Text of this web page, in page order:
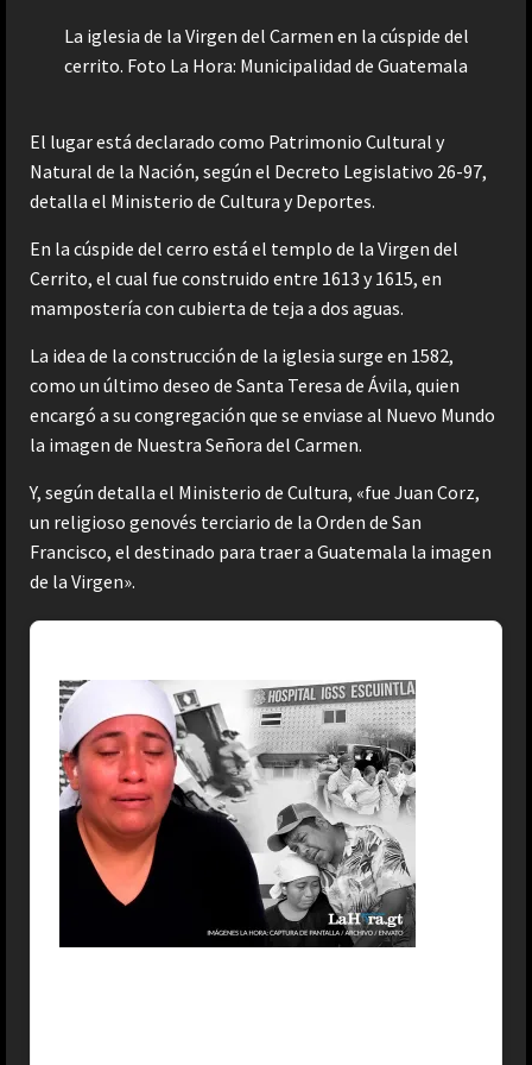
La iglesia de la Virgen del Carmen en la cúspide del
cerrito. Foto La Hora: Municipalidad de Guatemala
El lugar está declarado como Patrimonio Cultural y
Natural de la Nación, según el Decreto Legislativo 26-97,
detalla el Ministerio de Cultura y Deportes.
En la cúspide del cerro está el templo de la Virgen del
Cerrito, el cual fue construido entre 1613 y 1615, en
mampostería con cubierta de teja a dos aguas.
La idea de la construcción de la iglesia surge en 1582,
como un último deseo de Santa Teresa de Ávila, quien
encargó a su congregación que se enviase al Nuevo Mundo
la imagen de Nuestra Señora del Carmen.
Y, según detalla el Ministerio de Cultura, «fue Juan Corz,
un religioso genovés terciario de la Orden de San
Francisco, el destinado para traer a Guatemala la imagen
de la Virgen».